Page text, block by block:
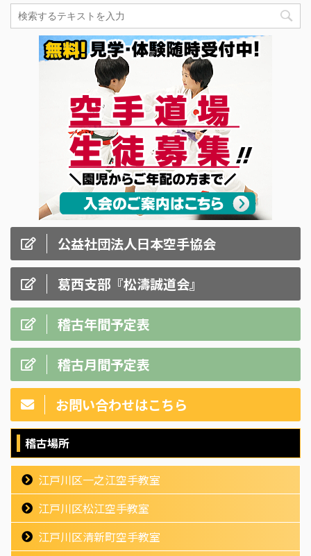
公益社団法人日本空手協会
葛西支部『松濤誠道会』
稽古年間予定表
稽古月間予定表
お問い合わせはこちら
稽古場所
江戸川区一之江空手教室
江戸川区松江空手教室
江戸川区清新町空手教室